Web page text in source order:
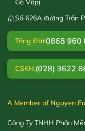
Gò Vấp)
Số 626A đường Trần
Tổng Đài:0868 960
CSKH:(028) 3622
A Member of Nguyen
Công Ty TNHH Phần